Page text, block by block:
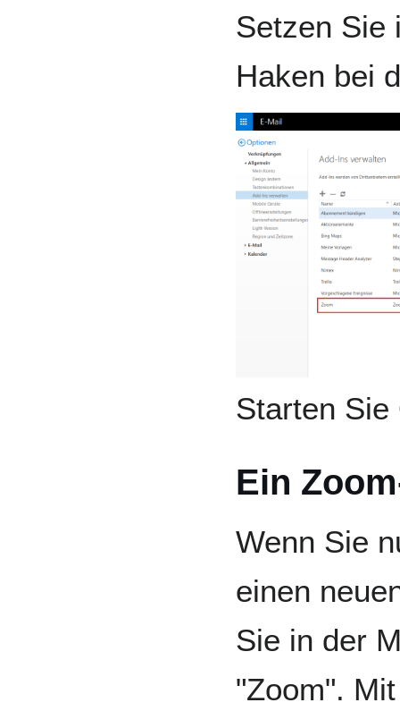
Setzen Sie
Haken bei
Starten Sie
Ein
Wenn Sie
einen
Sie in der
"Zoom".